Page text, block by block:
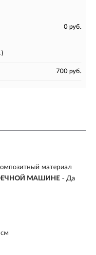
0 руб.
700 руб.
материал
МАШИНЕ - Да